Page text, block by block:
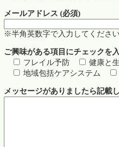
メールアドレス (必須)
※半角英数字で入力してください
ご興味がある項目にチェックを
フレイル予防
健康と
地域包括ケアシステム
メッセージがありましたら記載